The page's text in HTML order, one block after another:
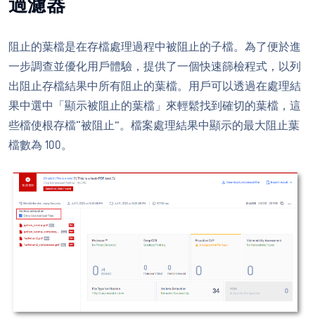
過濾器
阻止的葉檔是在存檔處理過程中被阻止的子檔。為了便於進
一步調查並優化用戶體驗，提供了一個快速篩檢程式，以列
出阻止存檔結果中所有阻止的葉檔。用戶可以透過在處理結
果中選中「顯示被阻止的葉檔」來輕鬆找到確切的葉檔，這
些檔使根存檔“被阻止”。檔案處理結果中顯示的最大阻止葉
檔數為 100。